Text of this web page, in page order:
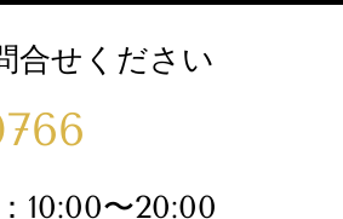
合せください
10:00〜20:00